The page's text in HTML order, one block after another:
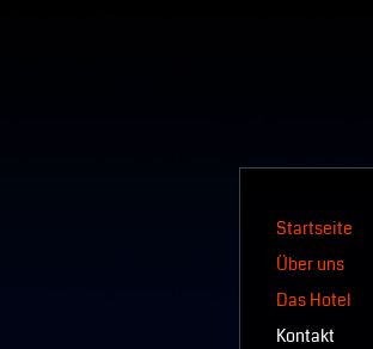
Startseite
Über uns
Das Hotel
Kontakt